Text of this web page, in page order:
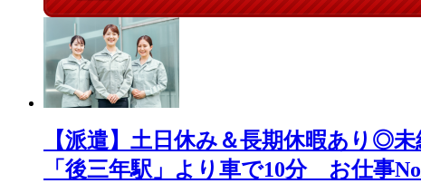
【派遣】土日休み＆長期休暇あり◎
「後三年駅」より車で10分 お仕事